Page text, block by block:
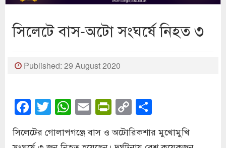
সিলেটে বাস-অটো সংঘর্ষে নিহত ৩
Published: 29 August 2020
Facebook
Twitter
WhatsApp
EmailPrintFriendly
Copy
Link
সিলেটের গোলাপগঞ্জে বাস ও অটোরিকশার মুখোমুখি